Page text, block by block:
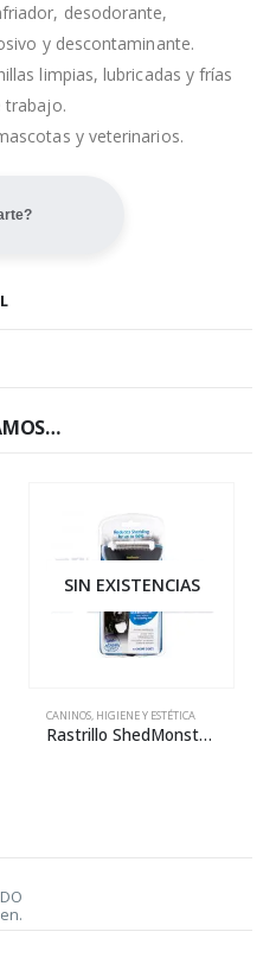
desodorante,
y descontaminante.
limpias, lubricadas y frías
trabajo.
y veterinarios.
SIN EXISTENCIAS
CANINOS, HIGIENE Y ESTÉTICA
Rastrillo ShedMonster para pelo corto